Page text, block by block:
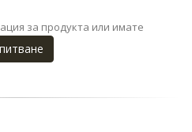
за продукта или имате